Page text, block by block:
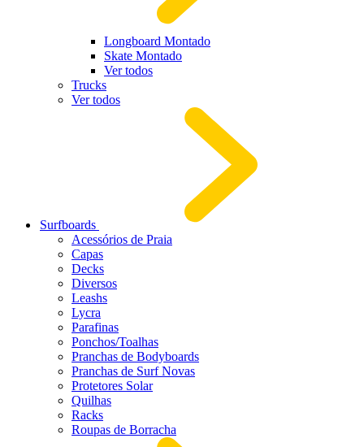
Longboard Montado
Skate Montado
Ver todos
Trucks
Ver todos
Surfboards
Acessórios de Praia
Capas
Decks
Diversos
Leashs
Lycra
Parafinas
Ponchos/Toalhas
Pranchas de Bodyboards
Pranchas de Surf Novas
Protetores Solar
Quilhas
Racks
Roupas de Borracha